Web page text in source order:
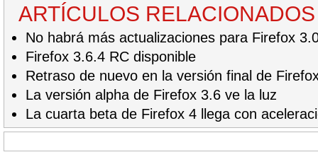
ARTÍCULOS RELACIONADOS
No habrá más actualizaciones para Firefox
Firefox 3.6.4 RC disponible
Retraso de nuevo en la versión final de
La versión alpha de Firefox 3.6 ve la luz
La cuarta beta de Firefox 4 llega con